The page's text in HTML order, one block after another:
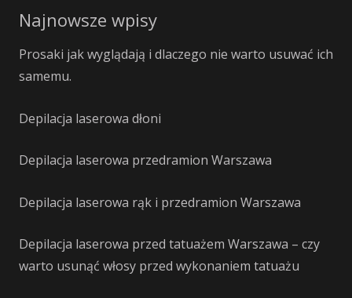
Najnowsze wpisy
Prosaki jak wyglądają i dlaczego nie warto usuwać ich
samemu.
Depilacja laserowa dłoni
Depilacja laserowa przedramion Warszawa
Depilacja laserowa rąk i przedramion Warszawa
Depilacja laserowa przed tatuażem Warszawa – czy
warto usunąć włosy przed wykonaniem tatuażu